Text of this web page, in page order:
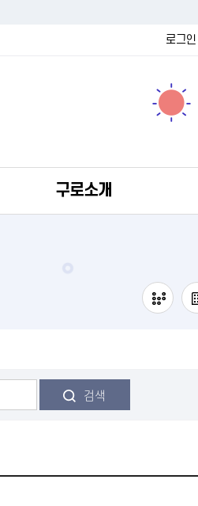
로그인
구로소개
검색